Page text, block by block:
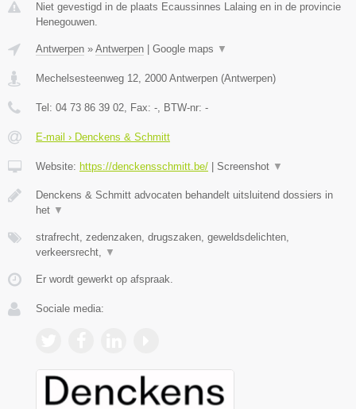
Niet gevestigd in de plaats Ecaussinnes Lalaing en in de provincie
Henegouwen.
Antwerpen » Antwerpen Google maps ▼
Mechelsesteenweg 12, 2000 Antwerpen (Antwerpen)
Tel: 04 73 86 39 02, Fax: -, BTW-nr: -
E-mail › Denckens & Schmitt
Website: https://denckensschmitt.be/ Screenshot ▼
Denckens & Schmitt advocaten behandelt uitsluitend dossiers in
het ▼
strafrecht, zedenzaken, drugszaken, geweldsdelichten,
verkeersrecht, ▼
Er wordt gewerkt op afspraak.
Sociale media: